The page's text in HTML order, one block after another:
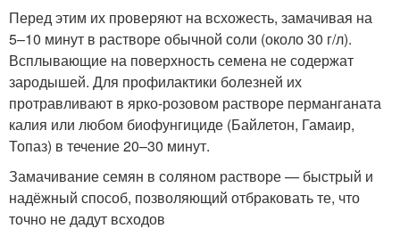
Перед этим их проверяют на всхожесть, замачивая на
5–10 минут в растворе обычной соли (около 30 г/л).
Всплывающие на поверхность семена не содержат
зародышей. Для профилактики болезней их
протравливают в ярко-розовом растворе перманганата
калия или любом биофунгициде (Байлетон, Гамаир,
Топаз) в течение 20–30 минут.
Замачивание семян в соляном растворе — быстрый и
надёжный способ, позволяющий отбраковать те, что
точно не дадут всходов